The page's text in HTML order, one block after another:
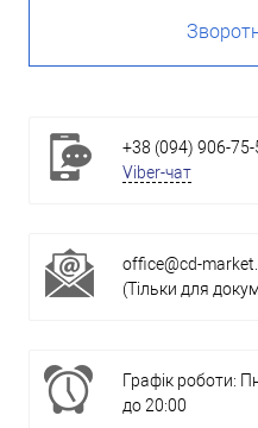
+38 (094) 906-
Viber-чат
office@cd-
(Тільки для
Графік роботи:
до 20:00